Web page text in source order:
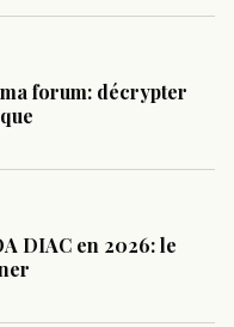
forum: décrypter
DIAC en 2026: le